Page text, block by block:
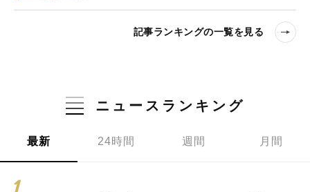
記事ランキングの一覧を見る
ニュースランキング
最新 24時間 週間 月間